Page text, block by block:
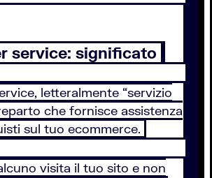
service: significato
letteralmente “servizio
che fornisce assistenza
sul tuo ecommerce.
visita il tuo sito e non